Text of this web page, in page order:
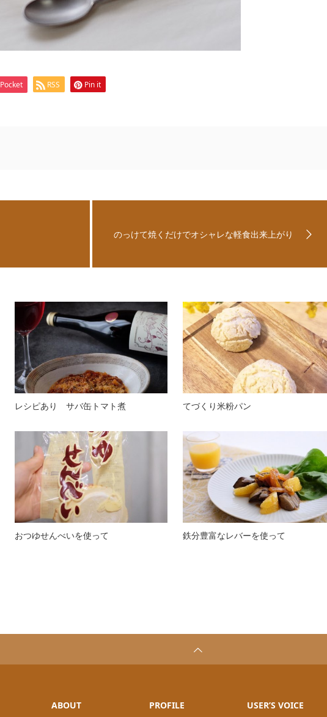
Pocket RSS Pin it
のっけて焼くだけでオシャレな軽食出来上がり
レシピあり サバ缶トマト煮 てづくり米粉パン
おつゆせんべいを使って 鉄分豊富なレバーを使って
ABOUT PROFILE USER’S VOICE